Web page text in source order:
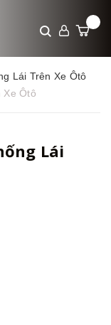
Lái Trên Xe Ôtô
Xe Ôtô
Lái